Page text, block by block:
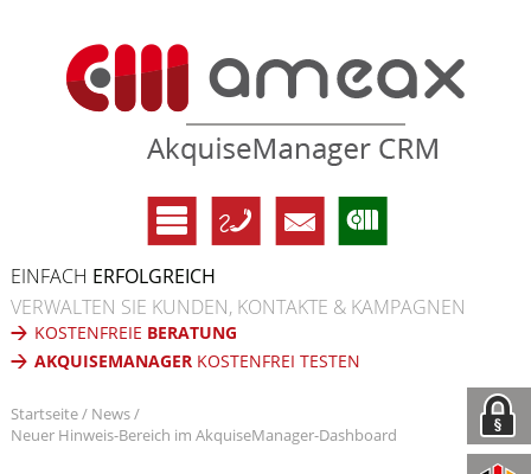
EINFACH ERFOLGREICH
VERWALTEN SIE KUNDEN, KONTAKTE & KAMPAGNEN
KOSTENFREIE BERATUNG
AKQUISEMANAGERKOSTENFREI TESTEN
Startseite
News
Neuer Hinweis-Bereich im AkquiseManager-Dashboard